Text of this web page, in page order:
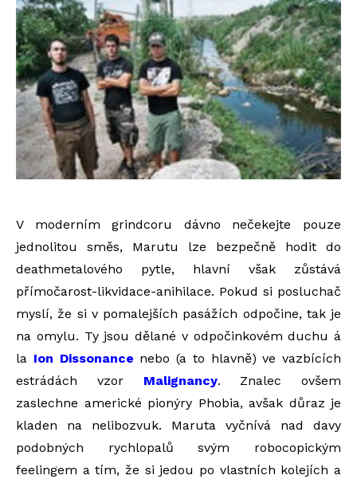
V moderním grindcoru dávno nečekejte pouze
jednolitou směs, Marutu lze bezpečně hodit do
deathmetalového pytle, hlavní však zůstává
přímočarost-likvidace-anihilace. Pokud si posluchač
myslí, že si v pomalejších pasážích odpočine, tak je
na omylu. Ty jsou dělané v odpočinkovém duchu á
la Ion Dissonance nebo (a to hlavně) ve vazbících
estrádách vzor Malignancy. Znalec ovšem
zaslechne americké pionýry Phobia, avšak důraz je
kladen na nelibozvuk. Maruta vyčnívá nad davy
podobných rychlopalů svým robocopickým
feelingem a tím, že si jedou po vlastních kolejích a